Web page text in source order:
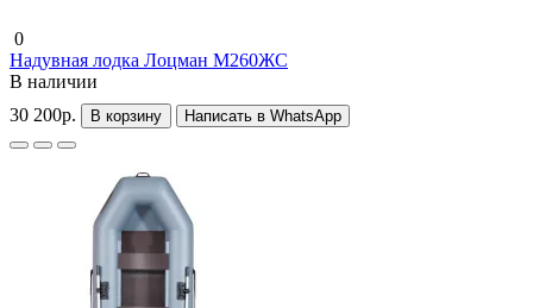
0
Надувная лодка Лоцман М260ЖС
В наличии
30 200р.
В корзину Написать в WhatsApp